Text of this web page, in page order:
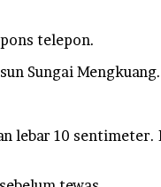
telepon.
Sungai Mengkuang.
lebar 10